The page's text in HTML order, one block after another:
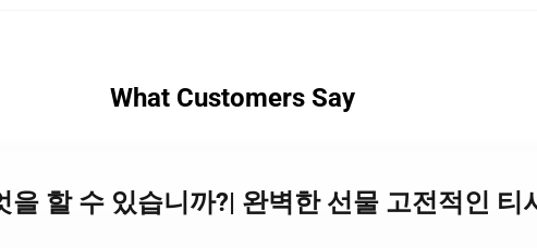
What Customers Say
할 수 있습니까?| 완벽한 선물 고전적인 티